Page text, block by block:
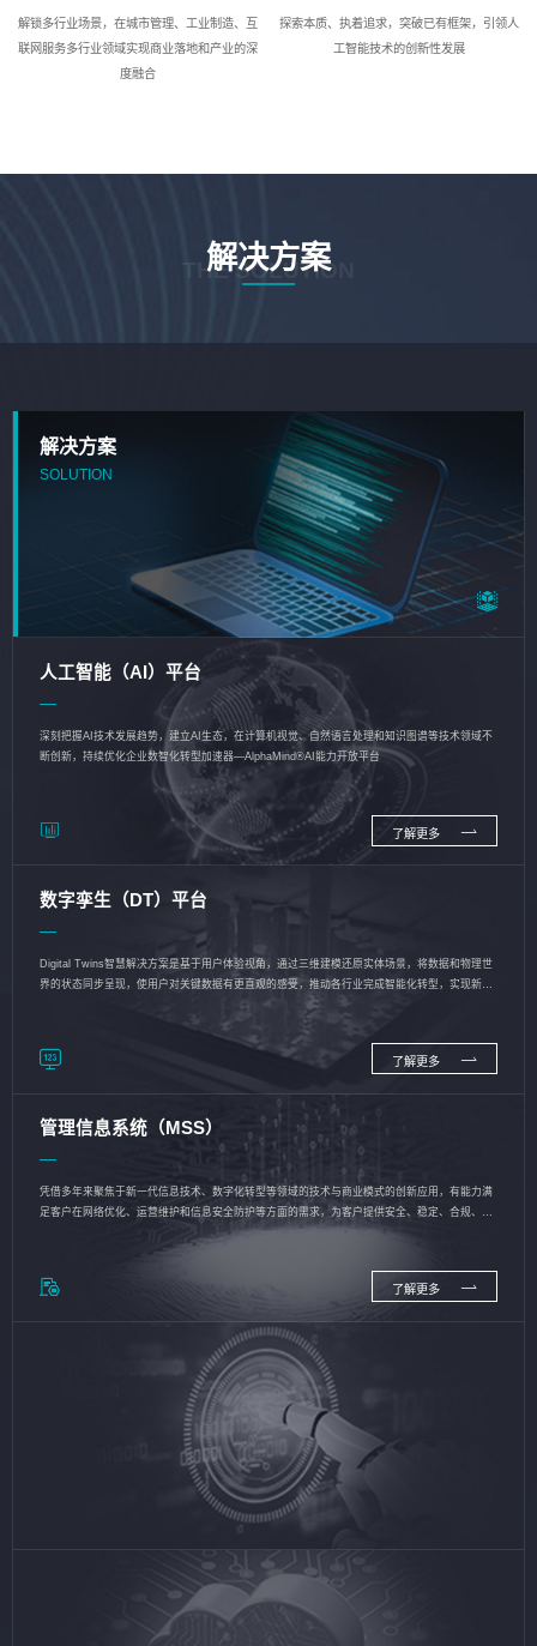
解锁多行业场景，在城市管理、工业制造、互
联网服务多行业领域实现商业落地和产业的深
度融合
探索本质、执着追求，突破已有框架，引领人
工智能技术的创新性发展
解决方案
THE SOLUTION
解决方案
SOLUTION
人工智能（AI）平台
深刻把握AI技术发展趋势，建立AI生态，在计算机视觉、自然语言处理和知识图谱等技术领域不
断创新，持续优化企业数智化转型加速器—AlphaMind®AI能力开放平台
了解更多
数字孪生（DT）平台
Digital Twins智慧解决方案是基于用户体验视角，通过三维建模还原实体场景，将数据和物理世
界的状态同步呈现，使用户对关键数据有更直观的感受，推动各行业完成智能化转型，实现新旧
了解更多
管理信息系统（MSS）
凭借多年来聚焦于新一代信息技术、数字化转型等领域的技术与商业模式的创新应用，有能力满
足客户在网络优化、运营维护和信息安全防护等方面的需求，为客户提供安全、稳定、合规、持
了解更多